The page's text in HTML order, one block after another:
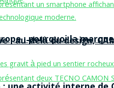
: pourquoi la
: au-delà du design,